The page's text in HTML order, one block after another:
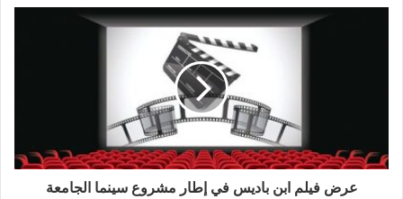
عرض فيلم ابن باديس في إطار مشروع سينما الجامعة